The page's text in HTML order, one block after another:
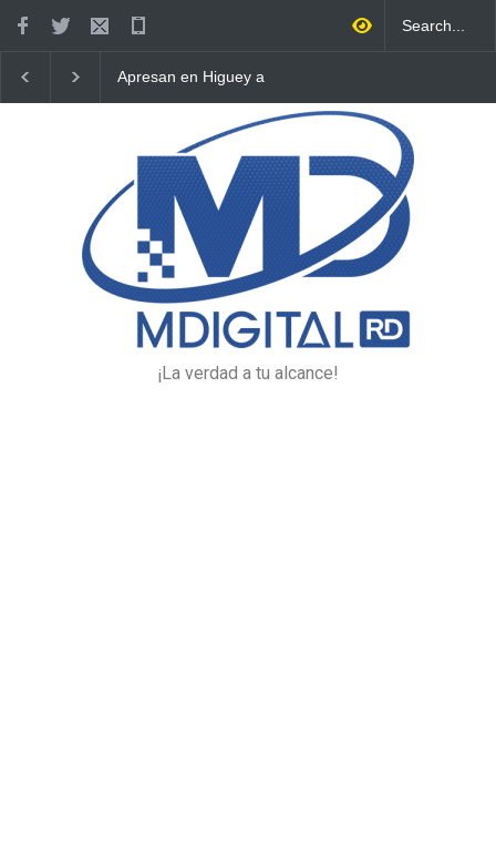
Apresan en Higuey a
vinculación al asesinato en
Higüey
¡La verdad a tu alcance!